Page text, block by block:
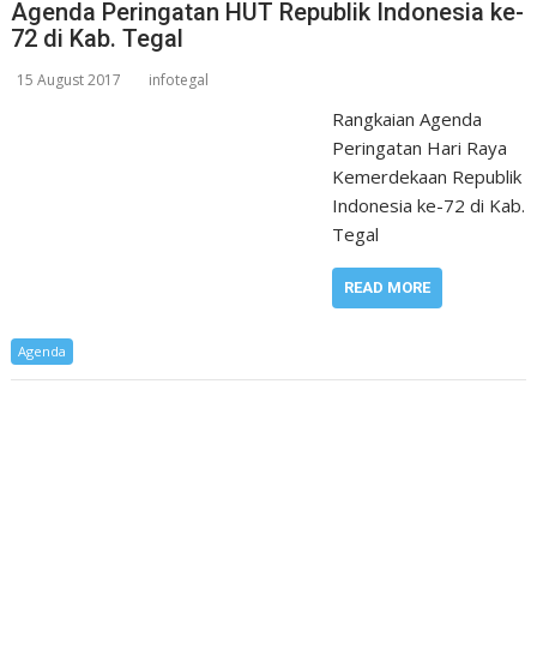
Agenda Peringatan HUT Republik Indonesia ke-
72 di Kab. Tegal
15 August 2017 infotegal
Rangkaian Agenda
Peringatan Hari Raya
Kemerdekaan Republik
Indonesia ke-72 di Kab.
Tegal
READ MORE
Agenda